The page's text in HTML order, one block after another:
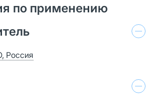
по применению
Россия